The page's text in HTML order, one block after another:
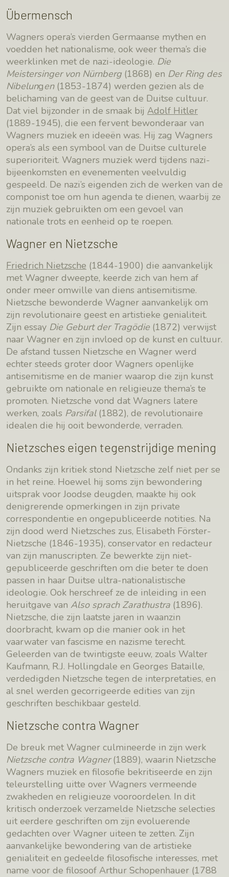
Übermensch
Wagners opera’s vierden Germaanse mythen en
voedden het nationalisme, ook weer thema’s die
weerklinken met de nazi-ideologie. Die
Meistersinger von Nürnberg (1868) en Der Ring des
Nibelungen(1853-1874) werden gezien als de
belichaming van de geest van de Duitse cultuur.
Dat viel bijzonder in de smaak bij Adolf Hitler
(1889-1945), die een fervent bewonderaar van
Wagners muziek en ideeën was. Hij zag Wagners
opera’s als een symbool van de Duitse culturele
superioriteit. Wagners muziek werd tijdens nazi-
bijeenkomsten en evenementen veelvuldig
gespeeld. De nazi’s eigenden zich de werken van de
componist toe om hun agenda te dienen, waarbij ze
zijn muziek gebruikten om een gevoel van
nationale trots en eenheid op te roepen.
Wagner en Nietzsche
Friedrich Nietzsche (1844-1900) die aanvankelijk
met Wagner dweepte, keerde zich van hem af
onder meer omwille van diens antisemitisme.
Nietzsche bewonderde Wagner aanvankelijk om
zijn revolutionaire geest en artistieke genialiteit.
Zijn essay Die Geburt der Tragödie (1872) verwijst
naar Wagner en zijn invloed op de kunst en cultuur.
De afstand tussen Nietzsche en Wagner werd
echter steeds groter door Wagners openlijke
antisemitisme en de manier waarop die zijn kunst
gebruikte om nationale en religieuze thema’s te
promoten. Nietzsche vond dat Wagners latere
werken, zoals Parsifal (1882), de revolutionaire
idealen die hij ooit bewonderde, verraden.
Nietzsches eigen tegenstrijdige mening
Ondanks zijn kritiek stond Nietzsche zelf niet per se
in het reine. Hoewel hij soms zijn bewondering
uitsprak voor Joodse deugden, maakte hij ook
denigrerende opmerkingen in zijn private
correspondentie en ongepubliceerde notities. Na
zijn dood werd Nietzsches zus, Elisabeth Förster-
Nietzsche (1846-1935), conservator en redacteur
van zijn manuscripten. Ze bewerkte zijn niet-
gepubliceerde geschriften om die beter te doen
passen in haar Duitse ultra-nationalistische
ideologie. Ook herschreef ze de inleiding in een
heruitgave van Also sprach Zarathustra (1896).
Nietzsche, die zijn laatste jaren in waanzin
doorbracht, kwam op die manier ook in het
vaarwater van fascisme en nazisme terecht.
Geleerden van de twintigste eeuw, zoals Walter
Kaufmann, R.J. Hollingdale en Georges Bataille,
verdedigden Nietzsche tegen de interpretaties, en
al snel werden gecorrigeerde edities van zijn
geschriften beschikbaar gesteld.
Nietzsche contra Wagner
De breuk met Wagner culmineerde in zijn werk
Nietzsche contra Wagner(1889), waarin Nietzsche
Wagners muziek en filosofie bekritiseerde en zijn
teleurstelling uitte over Wagners vermeende
zwakheden en religieuze vooroordelen. In dit
kritisch onderzoek verzamelde Nietzsche selecties
uit eerdere geschriften om zijn evoluerende
gedachten over Wagner uiteen te zetten. Zijn
aanvankelijke bewondering van de artistieke
genialiteit en gedeelde filosofische interesses, met
name voor de filosoof Arthur Schopenhauer (1788